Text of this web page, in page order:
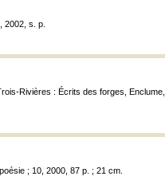
2002, s. p.
Rivières : Écrits des forges,
; 10, 2000, 87 p. ; 21 cm.